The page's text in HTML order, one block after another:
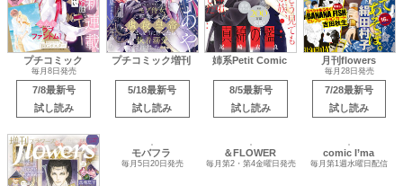
プチコミック
毎月8日発売
7/8最新号
試し読み
プチコミック増刊
5/18最新号
試し読み
姉系Petit Comic
8/5最新号
試し読み
月刊flowers
毎月28日発売
7/28最新号
試し読み
モバフラ
毎月5日20日発売
＆FLOWER
毎月第2・第4金曜日発売
comic I’ma
毎月第1週水曜日配信